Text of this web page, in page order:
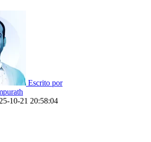
Escrito por
10-21 20:58:04